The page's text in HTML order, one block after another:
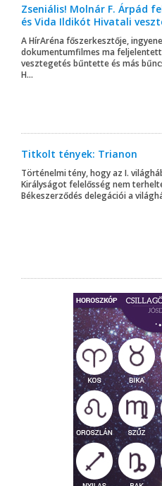
Zseniális! Molnár F. Árpád
és Vida Ildikót Hivatali
A HírAréna főszerkesztője,
dokumentumfilmes ma
vesztegetés bűntette és más
H...
Titkolt tények: Trianon
Történelmi tény, hogy az I.
Királyságot felelősség nem
Békeszerződés delegációi a